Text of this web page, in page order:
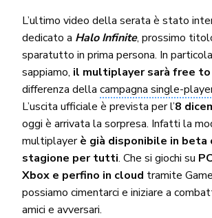
L’ultimo video della serata è stato
dedicato a Halo Infinite, prossimo
sparatutto in prima persona. In
sappiamo, il multiplayer sarà free
differenza della campagna single-
L’uscita ufficiale è prevista per l’8
oggi è arrivata la sorpresa. Infatti la
multiplayerè già disponibile in beta
stagione per tutti. Che si giochi su
Xbox e perfino in cloud tramite
possiamo cimentarci e iniziare a
amici e avversari.